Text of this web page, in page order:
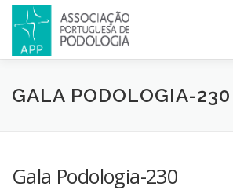
APP PODOLOGIA LICENCIATURA
GALA PODOLOGIA-230
Gala Podologia-230